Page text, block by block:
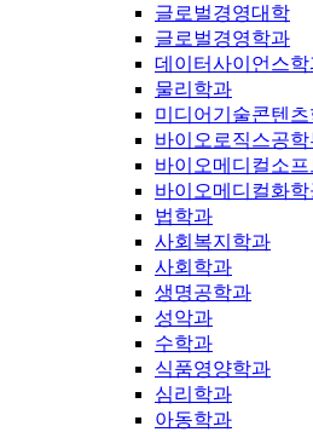
글로벌경영대학
글로벌경영학과
데이터사이언스학
물리학과
미디어기술콘텐
바이오로직스공학
바이오메디컬소
바이오메디컬화
법학과
사회복지학과
사회학과
생명공학과
성악과
수학과
식품영양학과
심리학과
아동학과